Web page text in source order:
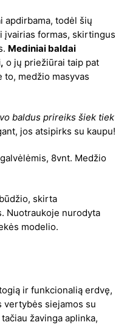
apdirbama, todėl šių
įvairias formas, skirtingus
Mediniai baldai
o jų priežiūrai taip pat
to, medžio masyvas
baldus prireiks šiek tiek
jos atsipirks su kaupu!
skirta
Nuotraukoje nurodyta
modelio.
ir funkcionalią erdvę,
vertybės siejamos su
žavinga aplinka,